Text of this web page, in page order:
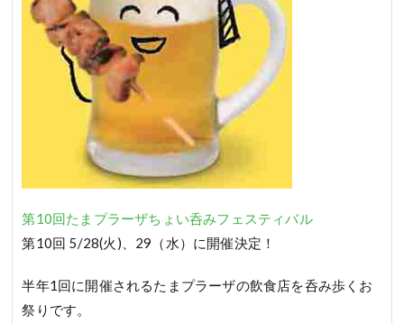
第10回たまプラーザちょい呑みフェスティバル
第10回 5/28(火)、29（水）に開催決定！
半年1回に開催されるたまプラーザの飲食店を呑み歩くお
祭りです。